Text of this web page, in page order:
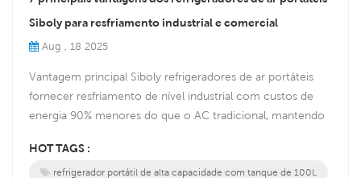
Siboly para resfriamento industrial e comercial
Aug , 18 2025
Vantagem principal Siboly refrigeradores de ar portáteis
fornecer resfriamento de nível industrial com custos de
energia 90% menores do que o AC tradicional, mantendo
comerciais. As 7 principais vantagens apoiadas pela
engenharia 1. Eficiência energética incomparável Motor de
HOT TAGS :
refrigerador portátil de alta capacidade com tanque de 100L